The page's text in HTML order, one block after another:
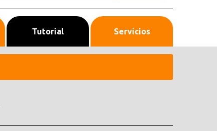
Tutorial Servicios